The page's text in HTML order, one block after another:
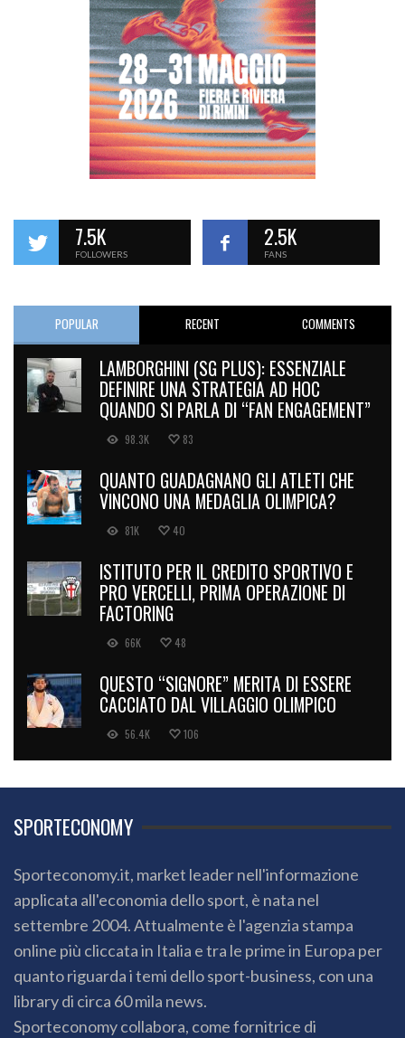
7.5K
FOLLOWERS
2.5K
FANS
POPULAR RECENT COMMENTS
LAMBORGHINI (SG PLUS): ESSENZIALE
DEFINIRE UNA STRATEGIA AD HOC
QUANDO SI PARLA DI “FAN ENGAGEMENT”
98.3K 83
QUANTO GUADAGNANO GLI ATLETI CHE
VINCONO UNA MEDAGLIA OLIMPICA?
81K 40
ISTITUTO PER IL CREDITO SPORTIVO E
PRO VERCELLI, PRIMA OPERAZIONE DI
FACTORING
66K 48
QUESTO “SIGNORE” MERITA DI ESSERE
CACCIATO DAL VILLAGGIO OLIMPICO
56.4K 106
SPORTECONOMY
Sporteconomy.it, market leader nell'informazione
applicata all'economia dello sport, è nata nel
settembre 2004. Attualmente è l'agenzia stampa
online più cliccata in Italia e tra le prime in Europa per
quanto riguarda i temi dello sport-business, con una
library di circa 60 mila news.
Sporteconomy collabora, come fornitrice di